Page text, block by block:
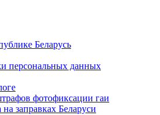
Беларусь
персональных данных
фотофиксации гаи
заправках Беларуси